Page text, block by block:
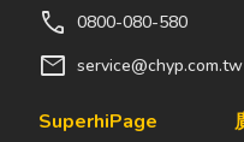
call 0800-080-580
mail service@chyp.com.tw
SuperhiPage